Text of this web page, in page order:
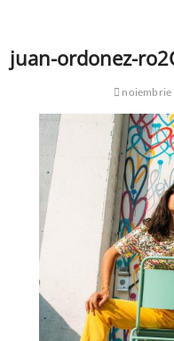
juan-ordonez-
noiembrie